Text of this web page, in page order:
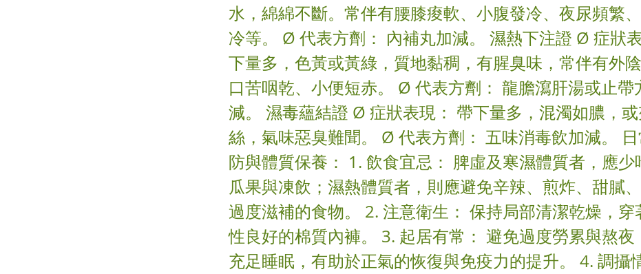
水，綿綿不斷。常伴有腰膝痠軟、小腹發冷、夜尿頻繁
冷等。 Ø 代表方劑： 內補丸加減。 濕熱下注證 Ø 症狀
下量多，色黃或黃綠，質地黏稠，有腥臭味，常伴有外陰
口苦咽乾、小便短赤。 Ø 代表方劑： 龍膽瀉肝湯或止帶
減。 濕毒蘊結證 Ø 症狀表現： 帶下量多，混濁如膿，或
絲，氣味惡臭難聞。 Ø 代表方劑： 五味消毒飲加減。
防與體質保養： 1. 飲食宜忌： 脾虛及寒濕體質者，應少
瓜果與凍飲；濕熱體質者，則應避免辛辣、煎炸、甜膩
過度滋補的食物。 2. 注意衛生： 保持局部清潔乾燥，穿
性良好的棉質內褲。 3. 起居有常： 避免過度勞累與熬夜
充足睡眠，有助於正氣的恢復與免疫力的提升。 4. 調攝